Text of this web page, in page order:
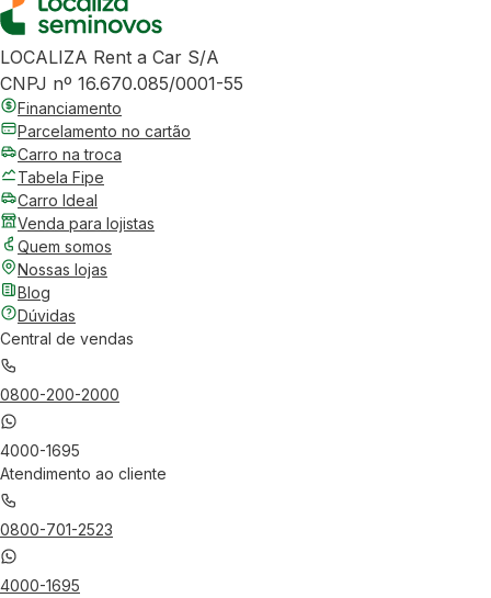
LOCALIZA Rent a Car S/A
CNPJ nº 16.670.085/0001-55
Financiamento
Parcelamento no cartão
Carro na troca
Tabela Fipe
Carro Ideal
Venda para lojistas
Quem somos
Nossas lojas
Blog
Dúvidas
Central de vendas
0800-200-2000
4000-1695
Atendimento ao cliente
0800-701-2523
4000-1695